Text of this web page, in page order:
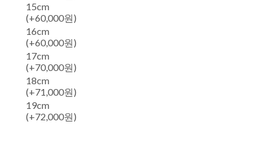
15cm
(+60,000원)
16cm
(+60,000원)
17cm
(+70,000원)
18cm
(+71,000원)
19cm
(+72,000원)